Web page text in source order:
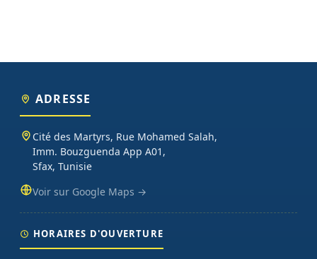
ADRESSE
Cité des Martyrs, Rue Mohamed Salah,
Imm. Bouzguenda App A01,
Sfax, Tunisie
Voir sur Google Maps →
HORAIRES D'OUVERTURE